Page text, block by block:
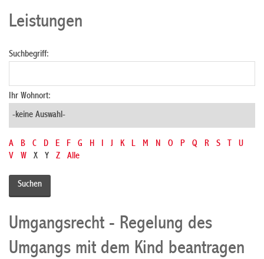
Leistungen
Suchbegriff:
Ihr Wohnort:
A B C D E F G H I J K L M N O P Q R S T
U
V
W X Y Z Alle
Umgangsrecht - Regelung des
Umgangs mit dem Kind beantragen